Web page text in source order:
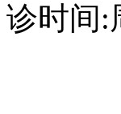
诊时间: